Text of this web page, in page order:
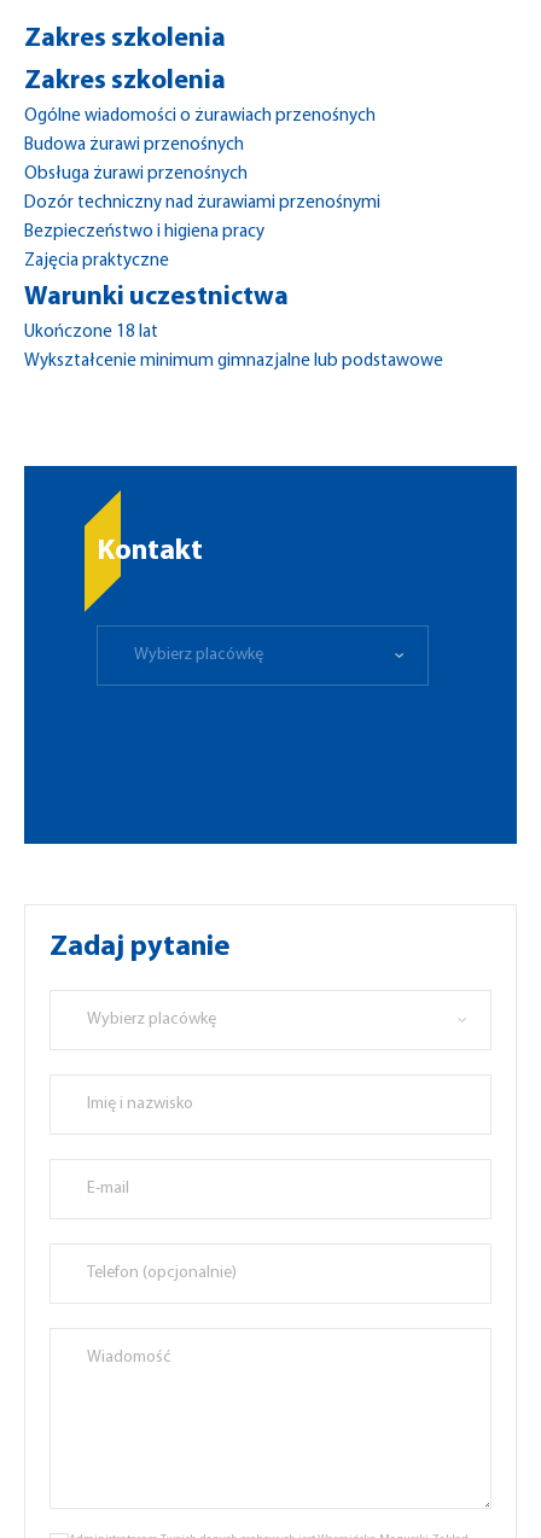
Zakres szkolenia
Zakres szkolenia
Ogólne wiadomości o żurawiach przenośnych
Budowa żurawi przenośnych
Obsługa żurawi przenośnych
Dozór techniczny nad żurawiami przenośnymi
Bezpieczeństwo i higiena pracy
Zajęcia praktyczne
Warunki uczestnictwa
Ukończone 18 lat
Wykształcenie minimum gimnazjalne lub podstawowe
Kontakt
Wybierz placówkę
Zadaj pytanie
Wybierz placówkę